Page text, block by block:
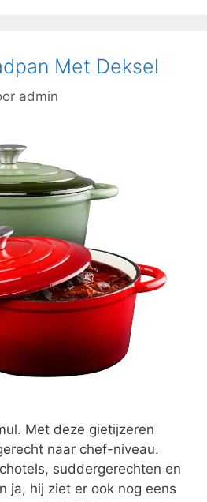
Met Deksel
admin
Met deze gietijzeren
naar chef-niveau.
suddergerechten en
ja, hij ziet er ook nog eens